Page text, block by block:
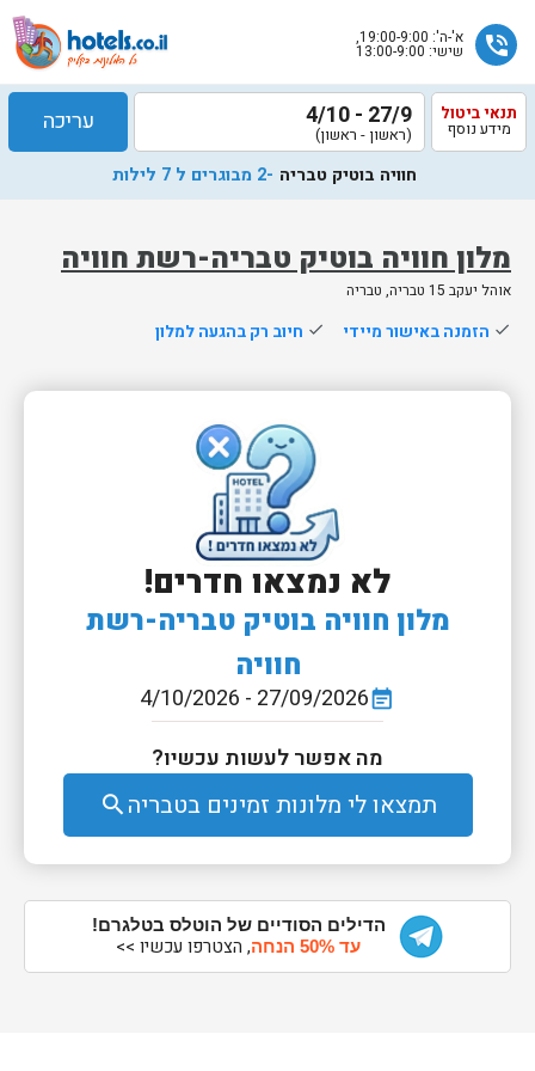
phone_in_talk א'-ה': 19:00-9:00,
שישי: 13:00-9:00
מלון חוויה בוטיק טבריה-רשת חוויה
אוהל יעקב 15 טבריה, טבריה
תנאי ביטול
מידע נוסף 27/9 - 4/10
(ראשון - ראשון) עריכה
חוויה בוטיק טבריה -2 מבוגרים ל 7 לילות
done הזמנה באישור מיידי done חיוב רק בהגעה למלון
לא נמצאו חדרים!
מלון חוויה בוטיק טבריה-רשת
חוויה
event_note
27/09/2026 - 4/10/2026
מה אפשר לעשות עכשיו?
תמצאו לי מלונות זמינים בטבריה search
הדילים הסודיים של הוטלס בטלגרם!
עד 50% הנחה
, הצטרפו עכשיו >>
שלח